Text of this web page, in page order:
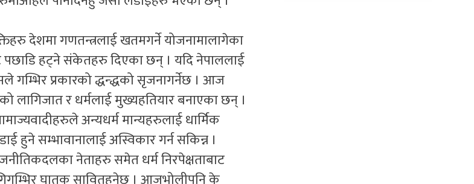
देशमा गणतन्त्रलाई खतमगर्ने योजनामालागेका
हट्ने संकेतहरु दिएका छन् । यदि नेपाललाई
गम्भिर प्रकारको द्धन्द्धको सृजनागर्नेछ । आज
लागिजात र धर्मलाई मुख्यहतियार बनाएका छन् ।
अन्यधर्म मान्यहरुलाई धार्मिक
हुने सम्भावानालाई अस्विकार गर्न सकिन्न ।
नेताहरु समेत धर्म निरपेक्षताबाट